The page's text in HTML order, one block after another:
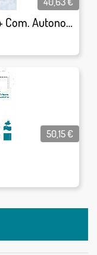
Lot de 3 drapeaux UE + Espagne + Com. Autonome
50,15€